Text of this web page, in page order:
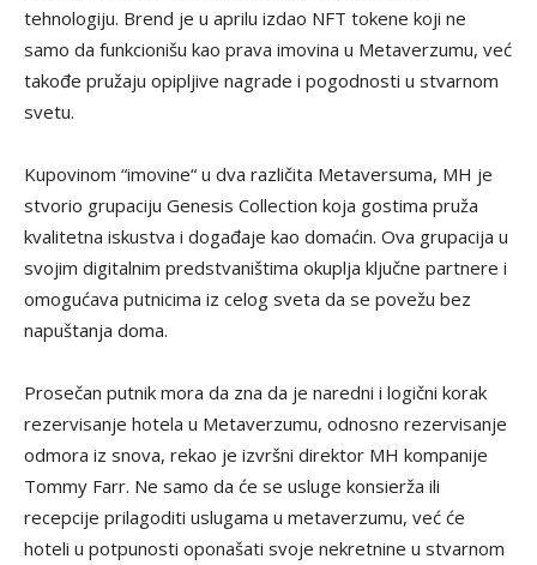
tehnologiju. Brend je u aprilu izdao NFT tokene koji ne
samo da funkcionišu kao prava imovina u Metaverzumu, već
takođe pružaju opipljive nagrade i pogodnosti u stvarnom
svetu.
Kupovinom “imovine“ u dva različita Metaversuma, MH je
stvorio grupaciju Genesis Collection koja gostima pruža
kvalitetna iskustva i događaje kao domaćin. Ova grupacija u
svojim digitalnim predstvaništima okuplja ključne partnere i
omogućava putnicima iz celog sveta da se povežu bez
napuštanja doma.
Prosečan putnik mora da zna da je naredni i logični korak
rezervisanje hotela u Metaverzumu, odnosno rezervisanje
odmora iz snova, rekao je izvršni direktor MH kompanije
Tommy Farr. Ne samo da će se usluge konsierža ili
recepcije prilagoditi uslugama u metaverzumu, već će
hoteli u potpunosti oponašati svoje nekretnine u stvarnom